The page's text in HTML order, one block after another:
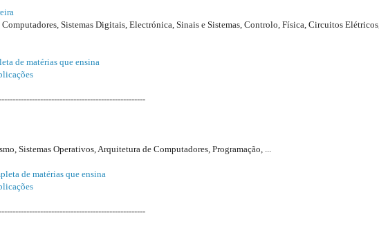
Sistemas Digitais, Electrónica, Sinais e Sistemas, Controlo, Física, Circuitos Elétricos,
de matérias que ensina
Sistemas Operativos, Arquitetura de Computadores, Programação, ...
de matérias que ensina